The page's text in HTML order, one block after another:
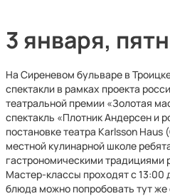
3 января,
На Сиреневом бульваре в
спектакли в рамках проекта
театральной премии «Золотая
спектакль «Плотник Андерсен и
постановке театра Karlsson
местной кулинарной школе
гастрономическими традициями
Мастер-классы проходят с 13:00
блюда можно попробовать тут же